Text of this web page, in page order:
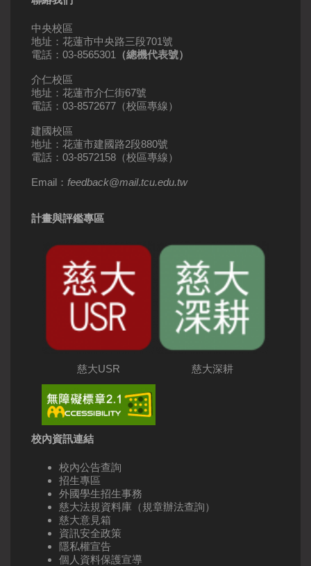
中央校區
地址：花蓮市中央路三段701號
電話：03-8565301
（總機代表號）
介仁校區
地址：花蓮市介仁街67號
電話：03-8572677（校區專線）
建國校區
地址：花蓮市建國路2段880號
電話：03-8572158（校區專線）
Email： feedback@mail.tcu.edu.tw
計畫與評鑑專區
慈大USR 慈大深耕
校內資訊連結
校內公告查詢
招生專區
外國學生招生事務
慈大法規資料庫（規章辦法查詢）
慈大意見箱
資訊安全政策
隱私權宣告
個人資料保護宣導